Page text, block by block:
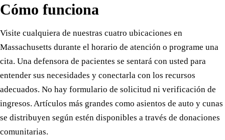
Cómo funciona
Visite cualquiera de nuestras cuatro ubicaciones en
Massachusetts durante el horario de atención o programe una
cita. Una defensora de pacientes se sentará con usted para
entender sus necesidades y conectarla con los recursos
adecuados. No hay formulario de solicitud ni verificación de
ingresos. Artículos más grandes como asientos de auto y cunas
se distribuyen según estén disponibles a través de donaciones
comunitarias.